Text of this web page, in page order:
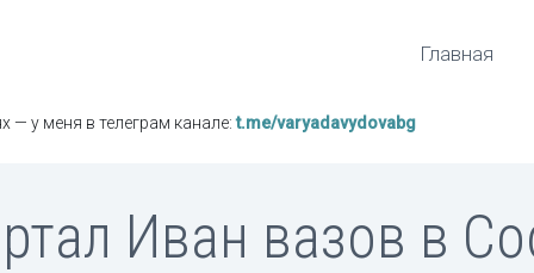
Главная
— у меня в телеграм канале:t.me/varyadavydovabg
Иван вазов в